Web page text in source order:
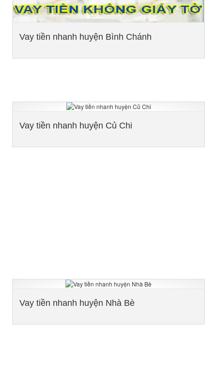
Vay tiền nhanh huyện Bình Chánh
Vay tiền nhanh huyện Củ Chi
Vay tiền nhanh huyện Nhà Bè